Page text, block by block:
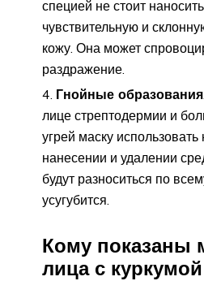
специей не стоит
чувствительную и
кожу. Она может
раздражение.
Гнойные образования
лице стрептодермии и
угрей маску использовать
нанесении и удалении
будут разноситься по
усугубится.
Кому показаны
лица с куркумой